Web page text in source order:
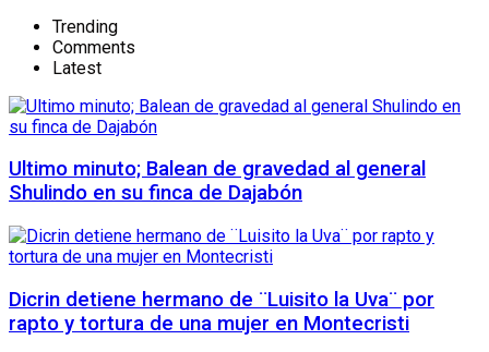
Trending
Comments
Latest
Ultimo minuto; Balean de gravedad al general
Shulindo en su finca de Dajabón
Dicrin detiene hermano de ¨Luisito la Uva¨ por
rapto y tortura de una mujer en Montecristi